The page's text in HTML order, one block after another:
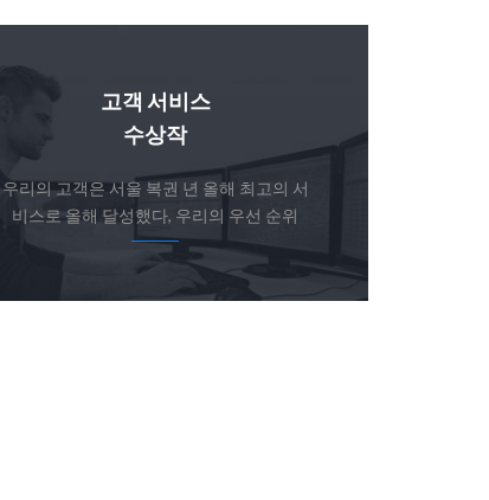
고객 서비스
수상작
우리의 고객은 서울 복권 년 올해 최고의 서
비스로 올해 달성했다, 우리의 우선 순위